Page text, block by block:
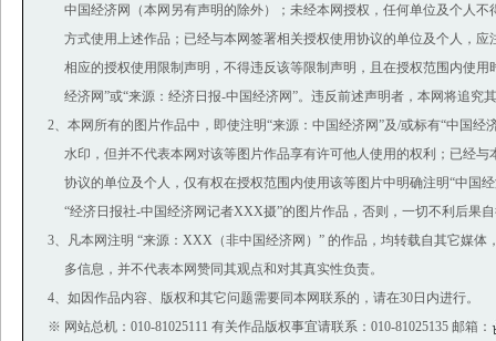
中国经济网（本网另有声明的除外）；未经本网授权，任何单位及个人不
方式使用上述作品；已经与本网签署相关授权使用协议的单位及个人，应
相应的授权使用限制声明，不得违反该等限制声明，且在授权范围内使用
经济网”或“来源：经济日报-中国经济网”。违反前述声明者，本网将追究
2、本网所有的图片作品中，即使注明“来源：中国经济网”及/或标有“中国经
水印，但并不代表本网对该等图片作品享有许可他人使用的权利；已经与
协议的单位及个人，仅有权在授权范围内使用该等图片中明确注明“中国
“经济日报社-中国经济网记者XXX摄”的图片作品，否则，一切不利后果
3、凡本网注明 “来源：XXX（非中国经济网）” 的作品，均转载自其它媒体
多信息，并不代表本网赞同其观点和对其真实性负责。
4、如因作品内容、版权和其它问题需要同本网联系的，请在30日内进行。
※ 网站总机：010-81025111 有关作品版权事宜请联系：010-81025135 邮箱：